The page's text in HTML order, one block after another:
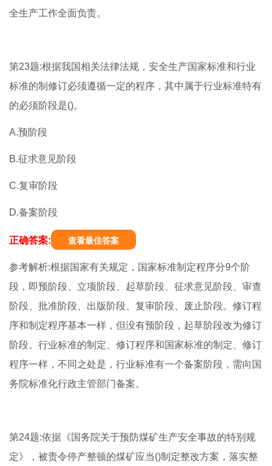
全生产工作全面负责。
第23题:根据我国相关法律法规，安全生产国家标准和行业
标准的制修订必须遵循一定的程序，其中属于行业标准特有
的必须阶段是()。
A.预阶段
B.征求意见阶段
C.复审阶段
D.备案阶段
正确答案: 查看最佳答案
参考解析:根据国家有关规定，国家标准制定程序分9个阶
段，即预阶段、立项阶段、起草阶段、征求意见阶段、审查
阶段、批准阶段、出版阶段、复审阶段、废止阶段。修订程
序和制定程序基本一样，但没有预阶段，起草阶段改为修订
阶段。行业标准的制定、修订程序和国家标准的制定、修订
程序一样，不同之处是，行业标准有一个备案阶段，需向国
务院标准化行政主管部门备案。
第24题:依据《国务院关于预防煤矿生产安全事故的特别规
定》，被责令停产整顿的煤矿应当()制定整改方案，落实整